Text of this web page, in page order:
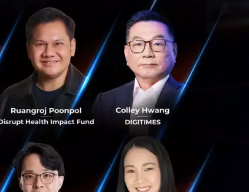
ส่งผลต่อการ
ง 3 พันล้านตัน
บทาง
เรือนจึงเป็น
แก้ไขที่ถูก